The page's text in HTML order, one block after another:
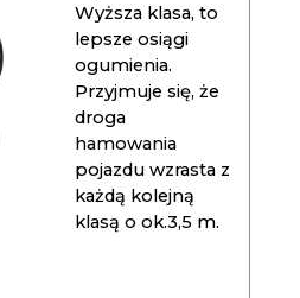
Wyższa klasa, to
lepsze osiągi
ogumienia.
Przyjmuje się, że
droga
hamowania
pojazdu wzrasta z
każdą kolejną
klasą o ok.3,5 m.